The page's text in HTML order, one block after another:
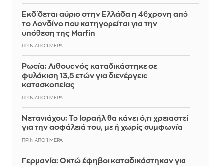
Εκδίδεται αύριο στην Ελλάδα η 46χρονη από
το Λονδίνο που κατηγορείται για την
υπόθεση της Marfin
ΠΡΙΝ ΑΠΌ 1 ΜΈΡΑ
Ρωσία: Λιθουανός καταδικάστηκε σε
φυλάκιση 13,5 ετών για διενέργεια
κατασκοπείας
ΠΡΙΝ ΑΠΌ 1 ΜΈΡΑ
Νετανιάχου: Το Ισραήλ θα κάνει ό,τι χρειαστεί
για την ασφάλειά του, με ή χωρίς συμφωνία
ΠΡΙΝ ΑΠΌ 1 ΜΈΡΑ
Γερμανία: Οκτώ έφηβοι καταδικάστηκαν για